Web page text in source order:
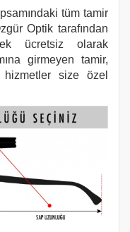
tüm tamir
Optik tarafından
ücretsiz olarak
girmeyen tamir,
size özel